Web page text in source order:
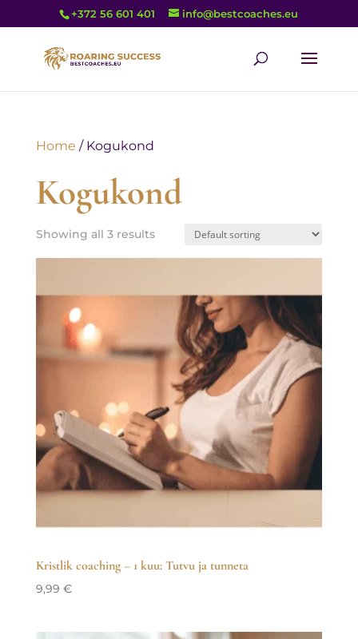
+372 56 601 401 info@bestcoaches.eu
Home / Kogukond
Kogukond
Showing all 3 results
Kristlik coaching – 1 kuu: Tutvu ja tunneta
9,99 €